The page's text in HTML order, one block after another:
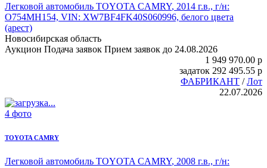
Легковой автомобиль TOYOTA CAMRY, 2014 г.в., г/н:
О754МН154, VIN: XW7BF4FK40S060996, белого цвета
(арест)
Новосибирская область
Аукцион Подача заявок Прием заявок до 24.08.2026
1 949 970.00 p
задаток 292 495.55 p
ФАБРИКАНТ /Лот
22.07.2026
4 фото
TOYOTA CAMRY
Легковой автомобиль TOYOTA CAMRY, 2008 г.в., г/н: